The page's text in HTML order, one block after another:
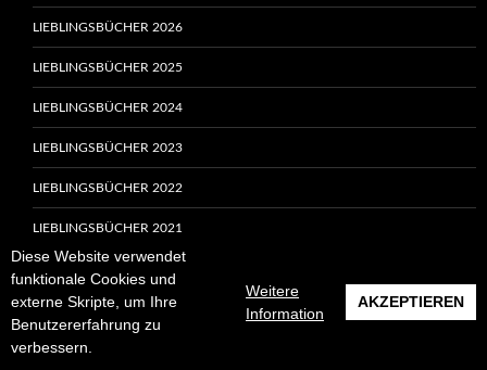
Diese Website verwendet
funktionale Cookies und
externe Skripte, um Ihre
Benutzererfahrung zu
verbessern.
Weitere
Information
AKZEPTIEREN
LIEBLINGSBÜCHER 2026
LIEBLINGSBÜCHER 2025
LIEBLINGSBÜCHER 2024
LIEBLINGSBÜCHER 2023
LIEBLINGSBÜCHER 2022
LIEBLINGSBÜCHER 2021
LIEBLINGSBÜCHER 2019
LIEBLINGSBÜCHER 2018